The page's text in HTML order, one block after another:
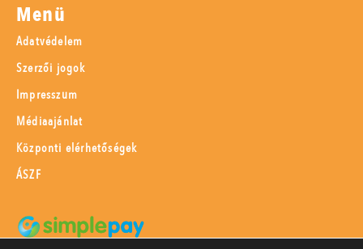
Menü
Adatvédelem
Szerzői jogok
Impresszum
Médiaajánlat
Központi elérhetőségek
ÁSZF